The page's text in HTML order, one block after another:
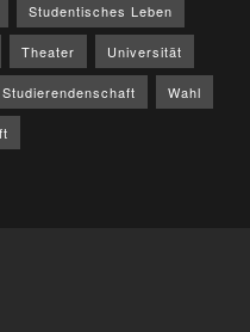
Studentisches Leben
Theater Universität
Wahl